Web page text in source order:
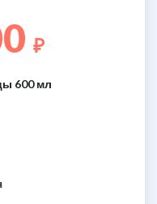
₽
600 мл